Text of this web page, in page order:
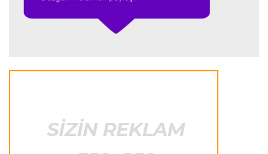
“Ferrari”nin sabiq mühəndisi Həmiltonu
Şumaxerlə müqayisə etdi
PSJ “Mançester Yunayted”lə heç-heçə etdi